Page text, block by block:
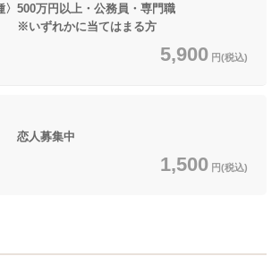
〉500万円以上・公務員・専門職
かに当てはまる方
5,900 円(税込)
恋人募集中
1,500 円(税込)